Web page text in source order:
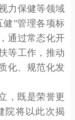
力保健等领域
健”管理各项标
通过常态化开
等工作，推动
化、规范化发
，既是荣誉更
院将以此次揭